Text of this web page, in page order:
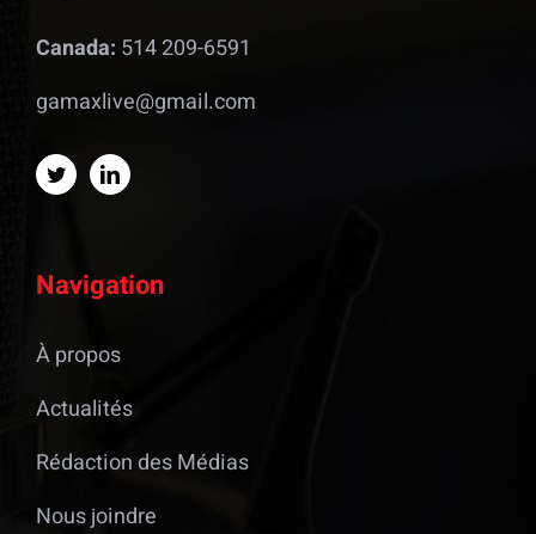
Canada: 514 209-6591
gamaxlive@gmail.com
Navigation
À propos
Actualités
Rédaction des Médias
Nous joindre